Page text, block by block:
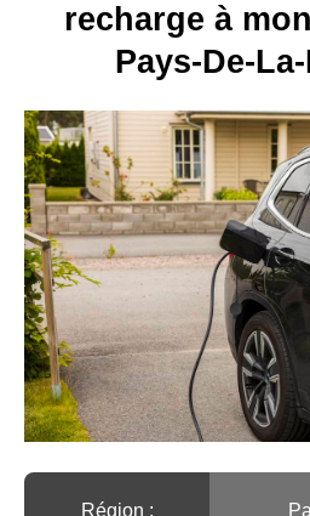
recharge à
Pays-De-
Région :️